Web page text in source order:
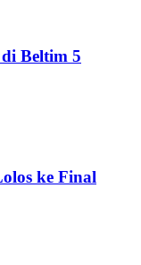
Beltim 5
ke Final